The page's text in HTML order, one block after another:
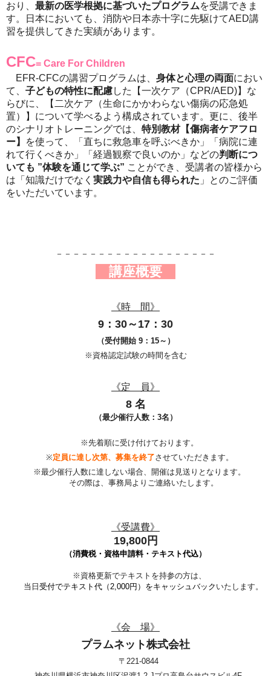
おり、 最新の医学根拠に基づいたプログラムを受講できま
す。日本においても、消防や日本赤十字に先駆けてAED講
習を提供してきた実績があります。
CFC= Care For Children
EFR-CFCの講習プログラムは、 身体と心理の両面におい
て、 子どもの特性に配慮した【一次ケア（CPR/AED)】な
らびに、【二次ケア（生命にかかわらない傷病の応急処
置）】について学べるよう構成されています。更に、後半
のシナリオトレーニングでは、 特別教材【傷病者ケアフロ
ー】
を使って、「直ちに救急車を呼ぶべきか」「病院に連
れて行くべきか」「経過観察で良いのか」などの判断につ
いても ”体験を通じて学ぶ” ことができ、受講者の皆様から
は「知識だけでなく 実践力や自信も得られた 」とのご評価
をいただいています。
－－－－－－－－－－－－－－－－－－－
講座概要
《時 間》
9：30～17：30
（受付開始 9：15～）
※資格認定試験の時間を含む
《定 員》
8名
（最少催行人数：3名）
※先着順に受け付けております。
※定員に達し次第、募集を終了させていただきます。
※最少催行人数に達しない場合、開催は見送りとなります。
その際は、事務局よりご連絡いたします。
《受講費》
19,800円
（消費税・資格申請料・テキスト代込）
※ 資格更新でテキストを持参の方は、
当日 受付でテキスト代（2,000円）をキャッシュバック いたします。
《会 場》
プラムネット株式会社
〒221-0844